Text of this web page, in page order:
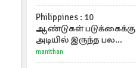
Philippines : 10
ஆண்டுகள் படுக்கைக்கு
அடியில் இருந்த பல
கோடி மதிப்புள்ள அரிய
முத்து!
manithan